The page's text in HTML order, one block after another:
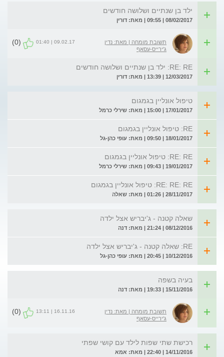
ילד בן שנתיים ושלושה חודשים
08/02/2017 | 09:55 | מאת: דורין
תשובת מומחה | מאת: נדין
ג'ירייס-עסאף
09.02.17 | 01:40
(0)
RE: RE: ילד בן שנתיים ושלושה חודשים
12/03/2017 | 13:39 | מאת: דורין
טיפול אונליין בגמגום
17/01/2017 | 15:00 | מאת: שירלי כרמל
RE: טיפול אונליין בגמגום
18/01/2017 | 09:50 | מאת: עופי כהן-גל
RE: RE: טיפול אונליין בגמגום
19/01/2017 | 09:43 | מאת: שירלי כרמל
RE: RE: RE: טיפול אונליין בגמגום
28/11/2017 | 01:26 | מאת: שאלה
שאלה קטנה - ג'יבריש אצל ילדה
08/12/2016 | 21:24 | מאת: דנה
RE: שאלה קטנה - ג'יבריש אצל ילדה
10/12/2016 | 20:45 | מאת: עופי כהן-גל
בעיה בשפה
15/11/2016 | 19:33 | מאת: דנה
תשובת מומחה | מאת: נדין
ג'ירייס-עסאף
16.11.16 | 13:11
(0)
רכישת שתי שפות לילד עם קושי שפתי
14/11/2016 | 22:40 | מאת: אמא